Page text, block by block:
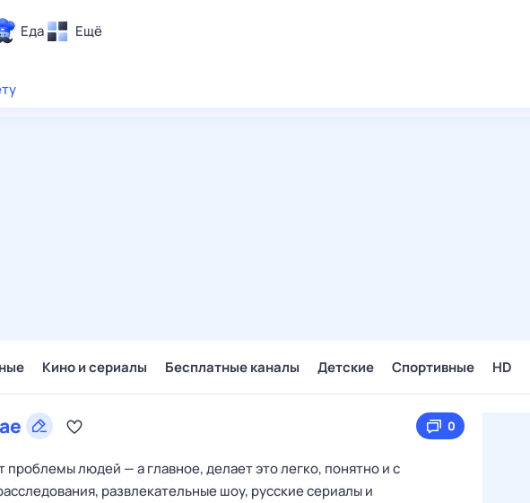
Еда Ещё
Кино и сериалы Бесплатные каналы Детские Спортивные HD
0
людей — а главное, делает это легко, понятно и с
развлекательные шоу, русские сериалы и